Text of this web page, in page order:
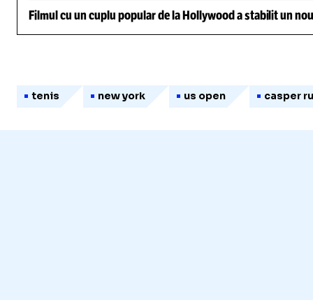
Filmul cu un cuplu popular de la Hollywood a stabilit un
tenis new york us open casper